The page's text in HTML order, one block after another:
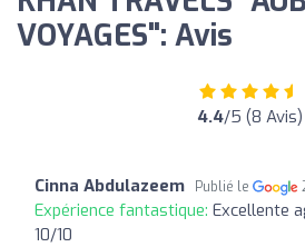
VOYAGES": Avis
4.4/5 (8 Avis)
Cinna Abdulazeem Publié le
Expérience fantastique: Excellente
10/10